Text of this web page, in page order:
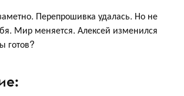
Перепрошивка удалась. Но не
Мир меняется. Алексей изменился
готов?